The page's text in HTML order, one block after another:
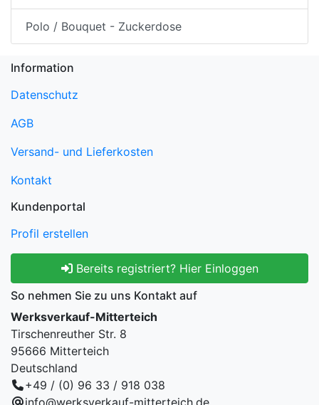
Polo / Bouquet - Zuckerdose
Information
Datenschutz
AGB
Versand- und Lieferkosten
Kontakt
Kundenportal
Profil erstellen
Bereits registriert? Hier Einloggen
So nehmen Sie zu uns Kontakt auf
Werksverkauf-Mitterteich
Tirschenreuther Str. 8
95666 Mitterteich
Deutschland
+49 / (0) 96 33 / 918 038